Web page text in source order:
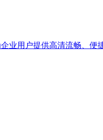
业用户提供高清流畅、